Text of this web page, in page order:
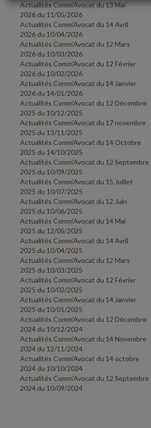
Actualités Comm'Avocat du 13 Mai
2026 du 11/05/2026
Actualités Comm'Avocat du 14 Avril
2026 du 10/04/2026
Actualités Comm'Avocat du 12 Mars
2026 du 10/03/2026
Actualités Comm'Avocat du 12 Février
2026 du 10/02/2026
Actualités Comm'Avocat du 14 Janvier
2026 du 14/01/2026
Actualités Comm'Avocat du 12 Décembre
2025 du 10/12/2025
Actualités Comm'Avocat du 17 novembre
2025 du 13/11/2025
Actualités Comm'Avocat du 14 Octobre
2025 du 14/10/2025
Actualités Comm'Avocat du 12 Septembre
2025 du 10/09/2025
Actualités Comm'Avocat du 15 Juillet
2025 du 10/07/2025
Actualités Comm'Avocat du 12 Juin
2025 du 10/06/2025
Actualités Comm'Avocat du 14 Mai
2025 du 12/05/2025
Actualités Comm'Avocat du 14 Avril
2025 du 10/04/2025
Actualités Comm'Avocat du 12 Mars
2025 du 10/03/2025
Actualités Comm'Avocat du 12 Février
2025 du 10/02/2025
Actualités Comm'Avocat du 14 Janvier
2025 du 10/01/2025
Actualités Comm'Avocat du 12 Décembre
2024 du 10/12/2024
Actualités Comm'Avocat du 14 Novembre
2024 du 12/11/2024
Actualités Comm'Avocat du 14 octobre
2024 du 10/10/2024
Actualités Comm'Avocat du 12 Septembre
2024 du 10/09/2024